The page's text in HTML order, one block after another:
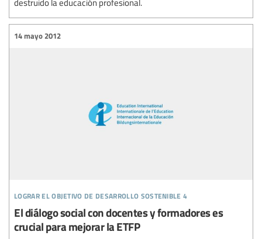
lograr el objetivo de desarrollo sostenible 4
14 mayo 2012
El diálogo social con docentes y formadores es
crucial para mejorar la ETFP